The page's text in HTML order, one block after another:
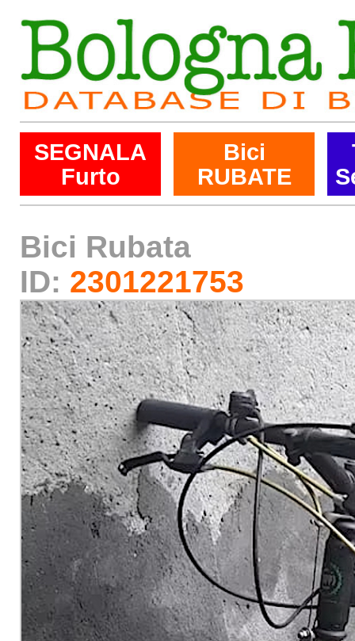
SEGNALA
Furto
Bici
RUBATE
Bici Rubata
ID: 2301221753